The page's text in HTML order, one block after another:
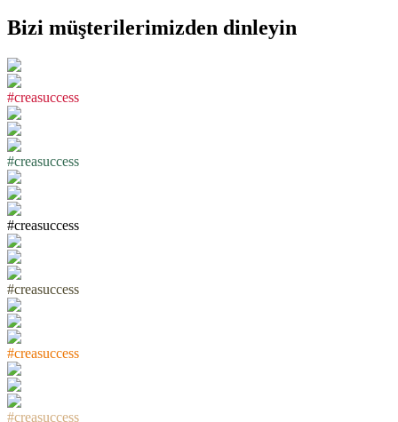
Bizi müşterilerimizden dinleyin
#creasuccess
#creasuccess
#creasuccess
#creasuccess
#creasuccess
#creasuccess